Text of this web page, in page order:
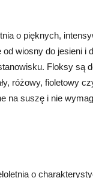
o pięknych,
wiosny do jesieni i
Floksy są
różowy, fioletowy
na suszę i nie
o